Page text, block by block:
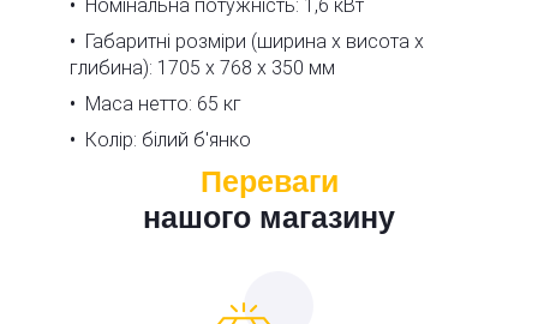
Номінальна потужність: 1,6 кВт
Габаритні розміри (ширина х висота х
глибина): 1705 х 768 х 350 мм
Маса нетто: 65 кг
Колір: білий б'янко
Переваги
нашого магазину